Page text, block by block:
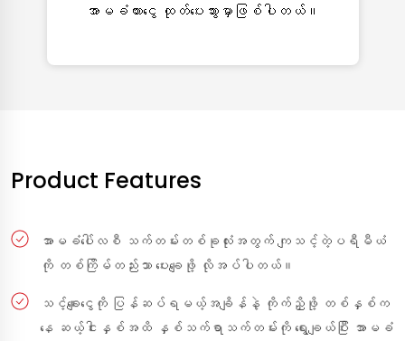
အာမခံထားငွေ ထုတ်ပေးသွားမှာဖြစ်ပါတယ်။
Product Features
အာမခံပေါ်လစီ သက်တမ်းတစ်ခုလုံးအတွက် ကျသင့်တဲ့ပရီမီယံ
ကို တစ်ကြိမ်တည်းသာ ပေးချေဖို့ လိုအပ်ပါတယ်။
သင့်ချေးငွေကို ပြန်ဆပ်ရမယ့်အချိန်နဲ့ ကိုက်ညှိဖို့ တစ်နှစ်က
နေ ဆယ့်ငါးနှစ်အထိ နှစ်သက်ရာသက်တမ်းကို ရွေးချယ်ပြီး အာမခံ